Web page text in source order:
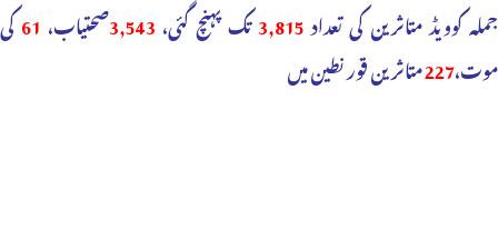
جملہ کوویڈ متاثرین کی تعداد3,815تک پہنچ گئی، 3,543صحتیاب، 61کی
موت،227متاثرین قورنطین میں